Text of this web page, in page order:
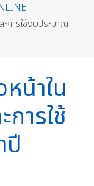
การใช้งบประมาณ
น้าใน
ารใช้
ปี